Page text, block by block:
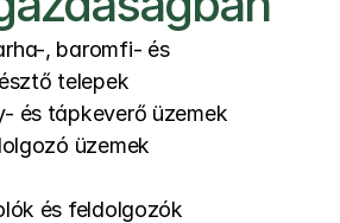
használatával a
idején a lakossági
több ezer m³
mellett nem érkezett
a céghez. (Ügyfél-
, baromfi- és
telepek
és tápkeverő üzemek
üzemek
és feldolgozók